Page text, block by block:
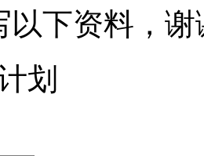
以下资料，谢
划